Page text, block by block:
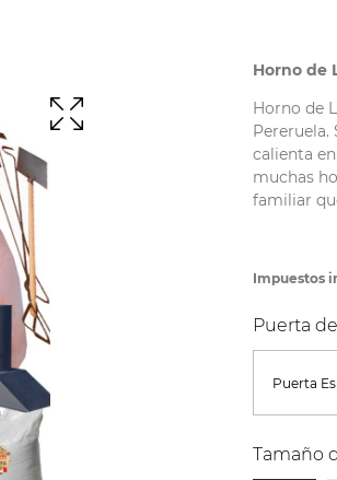
Horno de
Horno de
calienta
muchas
familiar
Impuestos
Puerta
Tamaño